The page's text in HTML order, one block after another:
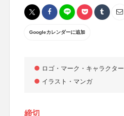
Googleカレンダーに追加
ロゴ・マーク・キャラクター
イラスト・マンガ
締切